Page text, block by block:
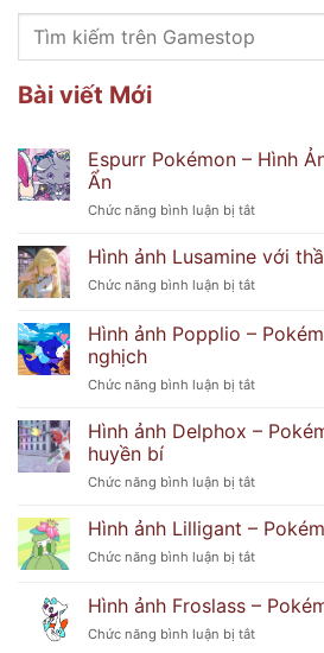
Bài viết Mới
Espurr Pokémon – Hình
Ẩn
Chức năng bình luận bị tắtở
Pokémon
Hình
Dễ
Bí
Hình ảnh Lusamine với
Chức năng bình luận bị tắtở
ảnh
Lusamine
thần
đoán
Hình ảnh Popplio –
nghịch
Chức năng bình luận bị tắtở
ảnh
Popplio
Pokémon
cẩu
nghịch
Hình ảnh Delphox –
huyền bí
Chức năng bình luận bị tắtở
ảnh
Delphox
–
phù
lửa
Hình ảnh Lilligant –
Chức năng bình luận bị tắtở
ảnh
Lilligant
–
Hình ảnh Froslass –
Chức năng bình luận bị tắtở